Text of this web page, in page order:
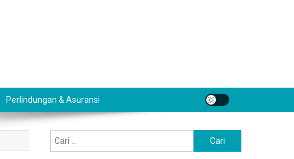
Perlindungan & Asuransi
untuk: